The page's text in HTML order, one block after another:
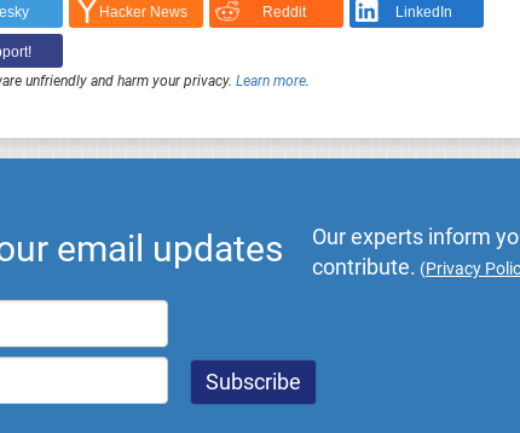
Hacker News Reddit LinkedIn
unfriendly and harm your privacy. Learn more.
email updates
Our experts inform
contribute. (Privacy